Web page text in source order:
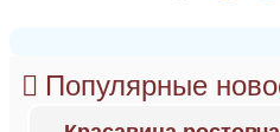
Популярные